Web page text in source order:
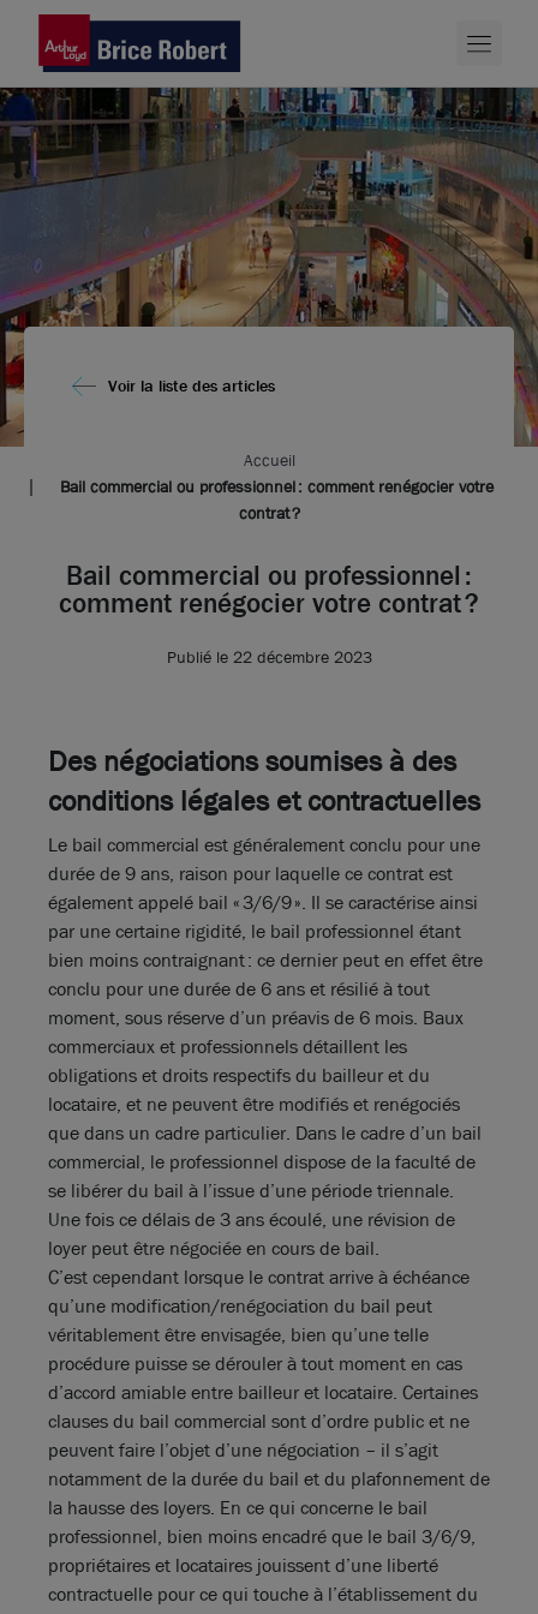
Voir la liste des articles
Accueil
Bail commercial ou professionnel : comment renégocier votre
contrat ?
Bail commercial ou professionnel :
comment renégocier votre contrat ?
Publié le 22 décembre 2023
Des négociations soumises à des
conditions légales et contractuelles
Le bail commercial est généralement conclu pour une
durée de 9 ans, raison pour laquelle ce contrat est
également appelé bail « 3/6/9 ». Il se caractérise ainsi
par une certaine rigidité, le bail professionnel étant
bien moins contraignant : ce dernier peut en effet être
conclu pour une durée de 6 ans et résilié à tout
moment, sous réserve d’un préavis de 6 mois. Baux
commerciaux et professionnels détaillent les
obligations et droits respectifs du bailleur et du
locataire, et ne peuvent être modifiés et renégociés
que dans un cadre particulier. Dans le cadre d’un bail
commercial, le professionnel dispose de la faculté de
se libérer du bail à l’issue d’une période triennale.
Une fois ce délais de 3 ans écoulé, une révision de
loyer peut être négociée en cours de bail.
C’est cependant lorsque le contrat arrive à échéance
qu’une modification/renégociation du bail peut
véritablement être envisagée, bien qu’une telle
procédure puisse se dérouler à tout moment en cas
d’accord amiable entre bailleur et locataire. Certaines
clauses du bail commercial sont d’ordre public et ne
peuvent faire l’objet d’une négociation – il s’agit
notamment de la durée du bail et du plafonnement de
la hausse des loyers. En ce qui concerne le bail
professionnel, bien moins encadré que le bail 3/6/9,
propriétaires et locataires jouissent d’une liberté
contractuelle pour ce qui touche à l’établissement du